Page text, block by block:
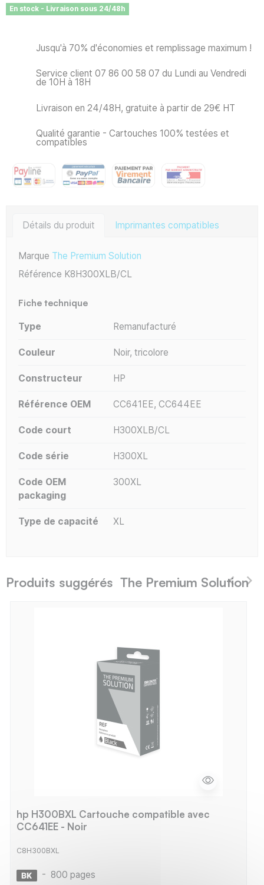
En stock - Livraison sous 24/48h
Jusqu'à 70% d'économies et remplissage maximum !
Service client 07 86 00 58 07 du Lundi au Vendredi
de 10H à 18H
Livraison en 24/48H, gratuite à partir de 29€ HT
Qualité garantie - Cartouches 100% testées et
compatibles
Détails du produit Imprimantes compatibles
Marque The Premium Solution
Référence K8H300XLB/CL
Fiche technique
Type Remanufacturé
Couleur Noir, tricolore
Constructeur HP
Référence OEM CC641EE, CC644EE
Code court H300XLB/CL
Code série H300XL
Code OEM
packaging
300XL
Type de capacité XL
Produits suggérés The Premium Solution
hp H300BXL Cartouche compatible avec
CC641EE - Noir
C8H300BXL
- 800 pages